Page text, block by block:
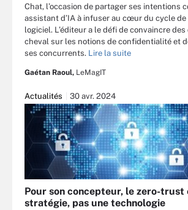
Chat, l’occasion de partager ses intentions
assistant d’IA à infuser au cœur du cycle
logiciel. L’éditeur a le défi de convaincre
cheval sur les notions de confidentialité et
ses concurrents. Lire la suite
Gaétan Raoul, LeMagIT
Actualités 30 avr. 2024
Pour son concepteur, le zero-trust
stratégie, pas une technologie